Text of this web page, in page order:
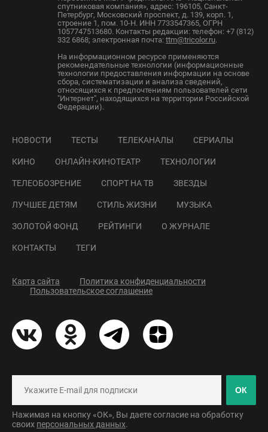
спутниковая компания», адрес: 196105, Санкт-
Петербург, Московский проспект, д. 139, корп. 1,
строение 1, пом. 10-Н. ИНН 7733547365, ОГРН
1057747513680. Контакты редакции: телефон: +7 (812)
332 6868; электронная почта: ttm@tricolor.ru.
На информационном ресурсе применяются
рекомендательные технологии (информационные
технологии предоставления информации на основе
сбора, систематизации и анализа сведений,
относящихся к предпочтениям пользователей сети
"Интернет", находящихся на территории Российской
Федерации).
НОВОСТИ ТЕСТЫ ТЕЛЕКАНАЛЫ СЕРИАЛЫ
КИНО ОНЛАЙН-КИНОТЕАТР ТЕХНОЛОГИИ
ТЕЛЕОБОЗРЕНИЕ СПОРТ НА ТВ ЗВЕЗДЫ
ЛУЧШЕЕ ДЕТЯМ СТИЛЬ ЖИЗНИ МУЗЫКА
ЗОЛОТОЙ ФОНД РЕЙТИНГИ О ЖУРНАЛЕ
КОНТАКТЫ ТЕГИ
Карта сайта
Политика конфиденциальности
Пользовательское соглашение
ОК
Нажимая на кнопку «ОК», Вы даете согласие на обработку
своих персональных данных.